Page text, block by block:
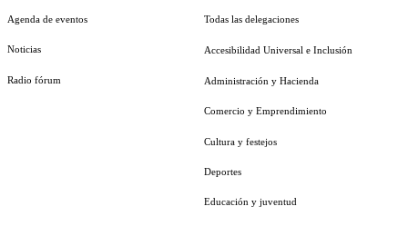
Agenda de eventos
Noticias
Radio fórum
Todas las delegaciones
Accesibilidad Universal e Inclusión
Administración y Hacienda
Comercio y Emprendimiento
Cultura y festejos
Deportes
Educación y juventud